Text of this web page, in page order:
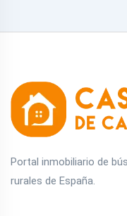
Portal inmobiliario de
rurales de España.